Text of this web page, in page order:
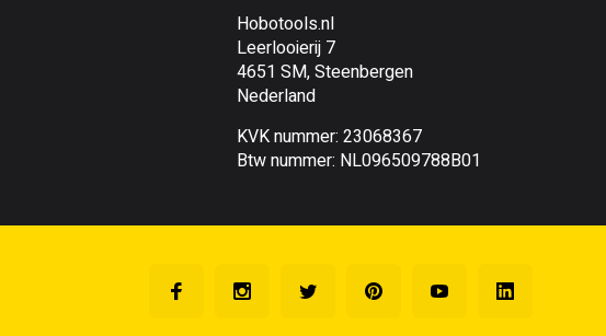
Hobotools.nl
Leerlooierij 7
4651 SM, Steenbergen
Nederland
KVK nummer: 23068367
Btw nummer: NL096509788B01